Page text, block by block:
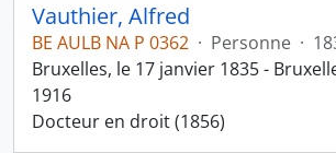
Vauthier, Alfred
BE AULB NA P 0362 · Personne ·
Bruxelles, le 17 janvier 1835 -
1916
Docteur en droit (1856)